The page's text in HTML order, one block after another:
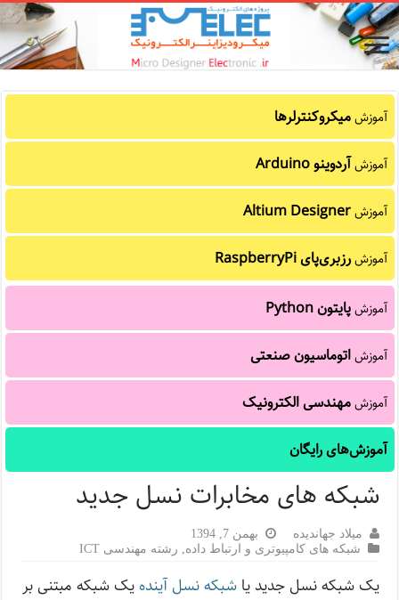
آموزشمیکروکنترلرها
آموزشآردوینو Arduino
آموزشAltium Designer
آموزشرزبری‌پای RaspberryPi
آموزشپایتون Python
آموزشاتوماسیون صنعتی
آموزشمهندسی الکترونیک
آموزش‌های رایگان
شبکه های مخابرات نسل جدید
میلاد جهاندیده
بهمن 7, 1394
شبکه های کامپیوتری و ارتباط داده
رشته مهندسی ICT
یک شبکه نسل جدید یاشبکه نسل آینده یک شبکه مبتنی بر